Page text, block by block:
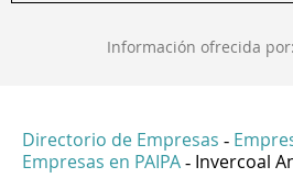
Información ofrecida por:
Directorio de Empresas -
Empresas en PAIPA - Invercoal